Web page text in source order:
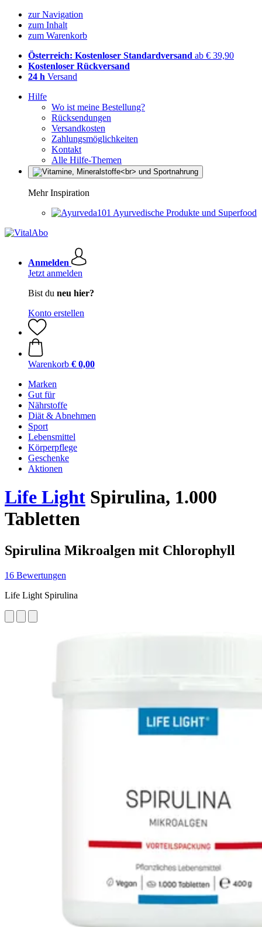
zur Navigation
zum Inhalt
zum Warenkorb
Österreich: Kostenloser Standardversand ab € 39,90
Kostenloser Rückversand
24 h Versand
Hilfe
Wo ist meine Bestellung?
Rücksendungen
Versandkosten
Zahlungsmöglichkeiten
Kontakt
Alle Hilfe-Themen
Mehr Inspiration
Ayurvedische Produkte und Superfood
Anmelden
Jetzt anmelden
Bist du neu hier?
Konto erstellen
Warenkorb € 0,00
Marken
Gut für
Nährstoffe
Diät & Abnehmen
Sport
Lebensmittel
Körperpflege
Geschenke
Aktionen
Life Light Spirulina, 1.000
Tabletten
Spirulina Mikroalgen mit Chlorophyll
16 Bewertungen
Life Light Spirulina